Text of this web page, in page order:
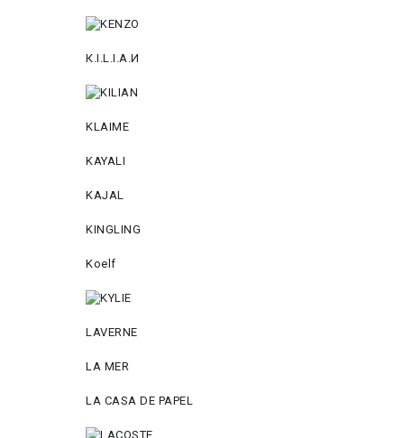
К.I.L.I.А.И
KLAIME
KAYALI
KAJAL
KINGLING
Koelf
LAVERNE
LA MER
LA CASA DE PAPEL